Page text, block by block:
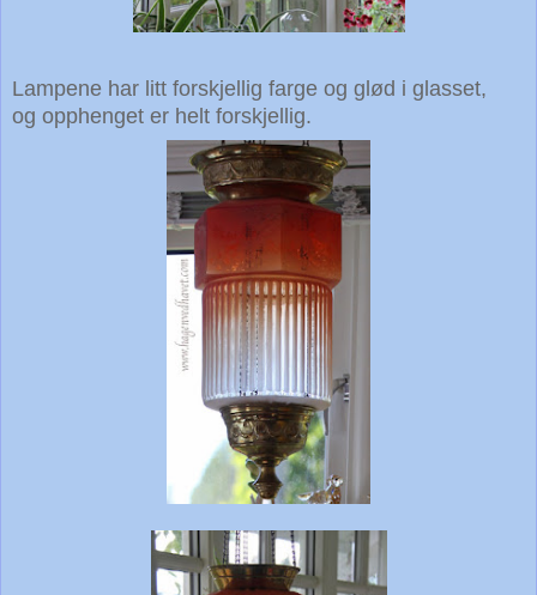
Lampene har litt forskjellig farge og glød i glasset,
og opphenget er helt forskjellig.